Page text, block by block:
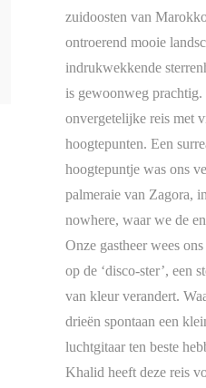
zuidoosten van
ontroerend mooie
indrukwekkende
is gewoonweg prachtig.
onvergetelijke reis met
hoogtepunten. Een
hoogtepuntje was ons
palmeraie van Zagora,
nowhere, waar we de
Onze gastheer wees
op de ‘disco-ster’, een
van kleur verandert.
drieën spontaan een
luchtgitaar ten beste
Khalid heeft deze reis